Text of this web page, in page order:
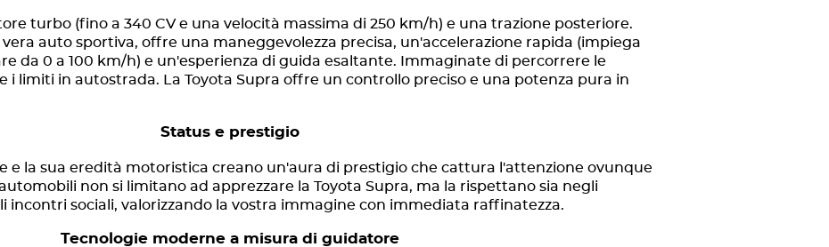
turbo (fino a 340 CV e una velocità massima di 250 km/h) e una trazione posteriore.
auto sportiva, offre una maneggevolezza precisa, un'accelerazione rapida (impiega
da 0 a 100 km/h) e un'esperienza di guida esaltante. Immaginate di percorrere le
i limiti in autostrada. La Toyota Supra offre un controllo preciso e una potenza pura in
Status e prestigio
e la sua eredità motoristica creano un'aura di prestigio che cattura l'attenzione ovunque
non si limitano ad apprezzare la Toyota Supra, ma la rispettano sia negli
incontri sociali, valorizzando la vostra immagine con immediata raffinatezza.
Tecnologie moderne a misura di guidatore